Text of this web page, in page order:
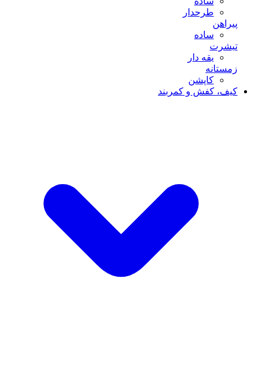
طرحدار
پیراهن
ساده
تیشرت
یقه دار
زمستانه
کاپشن
کیف، کفش و کمربند